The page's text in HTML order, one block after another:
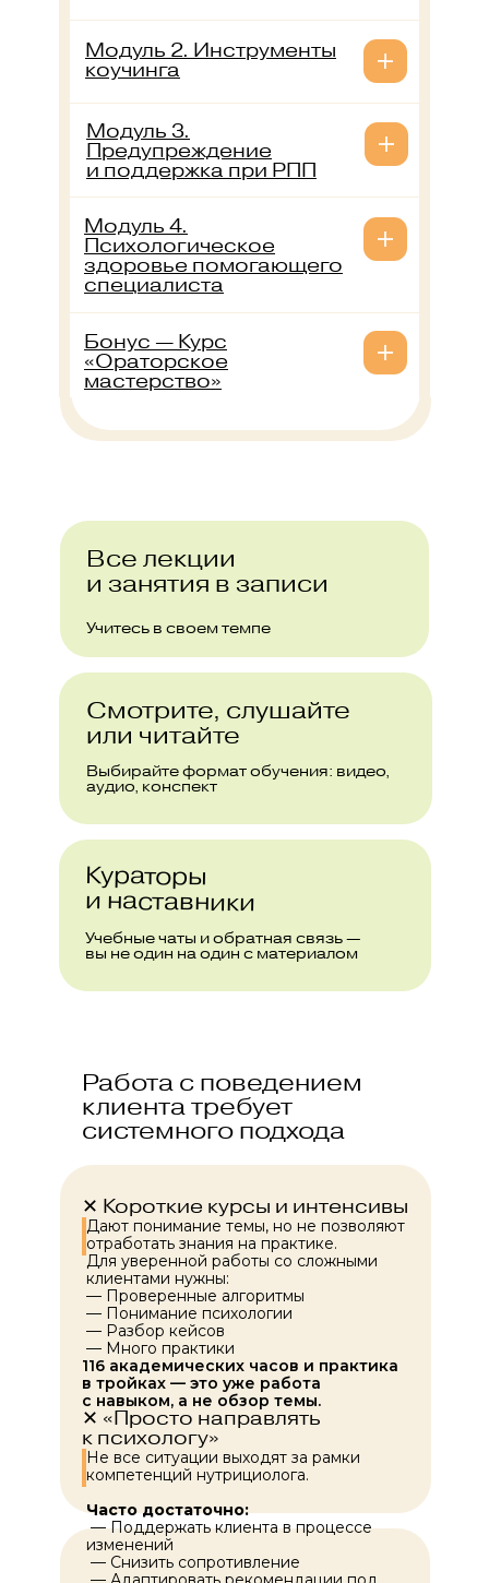
Модуль 2. Инструменты
коучинга
Модуль 3.
Предупреждение
и поддержка при РПП
Модуль 4.
Психологическое
здоровье помогающего
специалиста
Бонус — Курс
«Ораторское
мастерство»
Выбирайте формат обучения: видео,
аудио, конспект
Учебные чаты и обратная связь —
вы не один на один с материалом
Учитесь в своем темпе
Смотрите, слушайте
или читайте
Кураторы
и наставники
Все лекции
и занятия в записи
Работа с поведением
клиента требует
системного подхода
✕ Короткие курсы и интенсивы
Дают понимание темы, но не позволяют
отработать знания на практике.
Для уверенной работы со сложными
клиентами нужны:
— Проверенные алгоритмы
— Понимание психологии
— Разбор кейсов
— Много практики
116 академических часов и практика
в тройках — это уже работа
с навыком, а не обзор темы.
✕ «Просто направлять
к психологу»
Не все ситуации выходят за рамки
компетенций нутрициолога.
Часто достаточно:
— Поддержать клиента в процессе
изменений
— Снизить сопротивление